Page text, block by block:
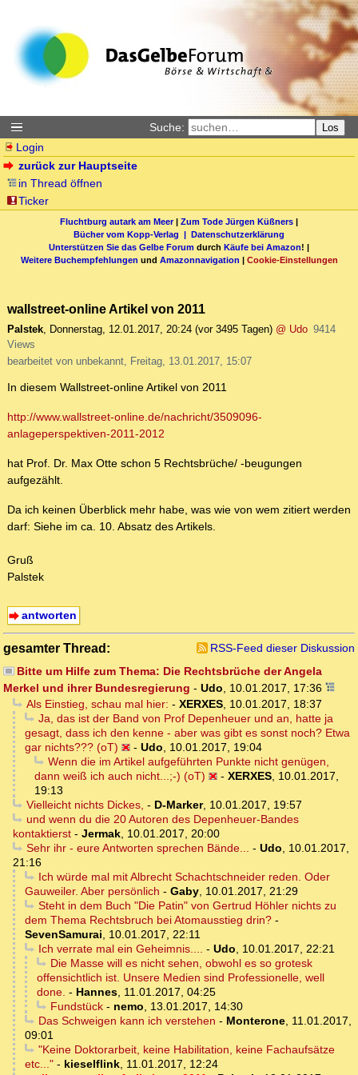
Suche: Los
Login
zurück zur Hauptseite
in Thread öffnen
Ticker
Fluchtburg autark am Meer| Zum Tode Jürgen Küßners |
Bücher vom Kopp-Verlag | Datenschutzerklärung
Unterstützen Sie das Gelbe Forum durch Käufe bei Amazon! |
Weitere Buchempfehlungen und Amazonnavigation | Cookie-Einstellungen
wallstreet-online Artikel von 2011
Palstek, Donnerstag, 12.01.2017, 20:24 (vor 3495 Tagen) @ Udo 9414
Views
bearbeitet von unbekannt, Freitag, 13.01.2017, 15:07
In diesem Wallstreet-online Artikel von 2011
http://www.wallstreet-online.de/nachricht/3509096-
anlageperspektiven-2011-2012
hat Prof. Dr. Max Otte schon 5 Rechtsbrüche/ -beugungen
aufgezählt.
Da ich keinen Überblick mehr habe, was wie von wem zitiert werden
darf: Siehe im ca. 10. Absatz des Artikels.
Gruß
Palstek
antworten
gesamter Thread:
RSS-Feed dieser Diskussion
Bitte um Hilfe zum Thema: Die Rechtsbrüche der Angela
Merkel und ihrer Bundesregierung - Udo, 10.01.2017, 17:36
Als Einstieg, schau mal hier: - XERXES, 10.01.2017, 18:37
Ja, das ist der Band von Prof Depenheuer und an, hatte ja
gesagt, dass ich den kenne - aber was gibt es sonst noch? Etwa
gar nichts??? (oT)
- Udo, 10.01.2017, 19:04
Wenn die im Artikel aufgeführten Punkte nicht genügen,
dann weiß ich auch nicht...;-) (oT)
- XERXES, 10.01.2017,
19:13
Vielleicht nichts Dickes, - D-Marker, 10.01.2017, 19:57
und wenn du die 20 Autoren des Depenheuer-Bandes
kontaktierst - Jermak, 10.01.2017, 20:00
Sehr ihr - eure Antworten sprechen Bände... - Udo, 10.01.2017,
21:16
Ich würde mal mit Albrecht Schachtschneider reden. Oder
Gauweiler. Aber persönlich - Gaby, 10.01.2017, 21:29
Steht in dem Buch "Die Patin" von Gertrud Höhler nichts zu
dem Thema Rechtsbruch bei Atomausstieg drin? -
SevenSamurai, 10.01.2017, 22:11
Ich verrate mal ein Geheimnis.... - Udo, 10.01.2017, 22:21
Die Masse will es nicht sehen, obwohl es so grotesk
offensichtlich ist. Unsere Medien sind Professionelle, well
done. - Hannes, 11.01.2017, 04:25
Fundstück- nemo, 13.01.2017, 14:30
Das Schweigen kann ich verstehen - Monterone, 11.01.2017,
09:01
"Keine Doktorarbeit, keine Habilitation, keine Fachaufsätze
etc..." - kieselflink, 11.01.2017, 12:24